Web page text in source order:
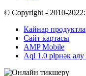
© Copyright - 2010-
Кайнар
Сайт картасы
AMP Mobile
Aql 1.0 plрнәк